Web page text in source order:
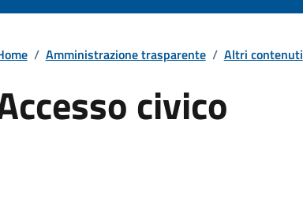
/ Amministrazione trasparente / Altri contenuti
civico